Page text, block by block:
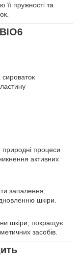
пружності та
природні процеси
активних
запалення,
шкіри.
шкіри, покращує
засобів.